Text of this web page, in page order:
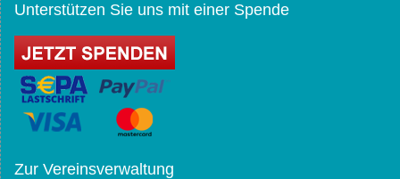
Unterstützen Sie uns mit einer Spende
Zur Vereinsverwaltung